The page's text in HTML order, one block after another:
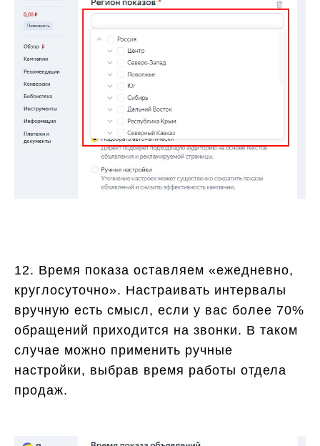
12. Время показа оставляем «ежедневно,
круглосуточно». Настраивать интервалы
вручную есть смысл, если у вас более 70%
обращений приходится на звонки. В таком
случае можно применить ручные
настройки, выбрав время работы отдела
продаж.